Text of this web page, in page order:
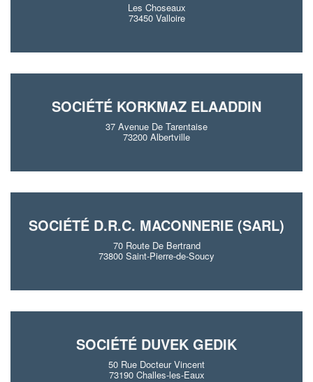
Les Choseaux
73450 Valloire
SOCIÉTÉ KORKMAZ ELAADDIN
37 Avenue De Tarentaise
73200 Albertville
SOCIÉTÉ D.R.C. MACONNERIE (SARL)
70 Route De Bertrand
73800 Saint-Pierre-de-Soucy
SOCIÉTÉ DUVEK GEDIK
50 Rue Docteur Vincent
73190 Challes-les-Eaux